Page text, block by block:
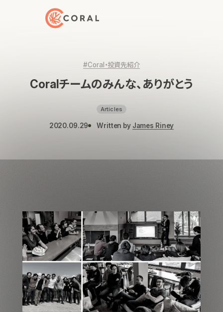
トップページへ戻る
#Coral・投資先紹介
Coralチームのみんな、ありがとう
Articles
2020.09.29 Written by James Riney